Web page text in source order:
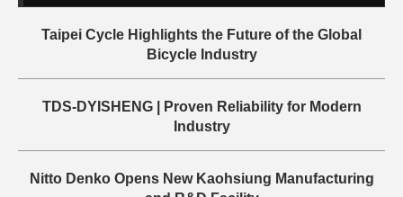
Taipei Cycle Highlights the Future of the Global
Bicycle Industry
TDS-DYISHENG | Proven Reliability for Modern
Industry
Nitto Denko Opens New Kaohsiung Manufacturing